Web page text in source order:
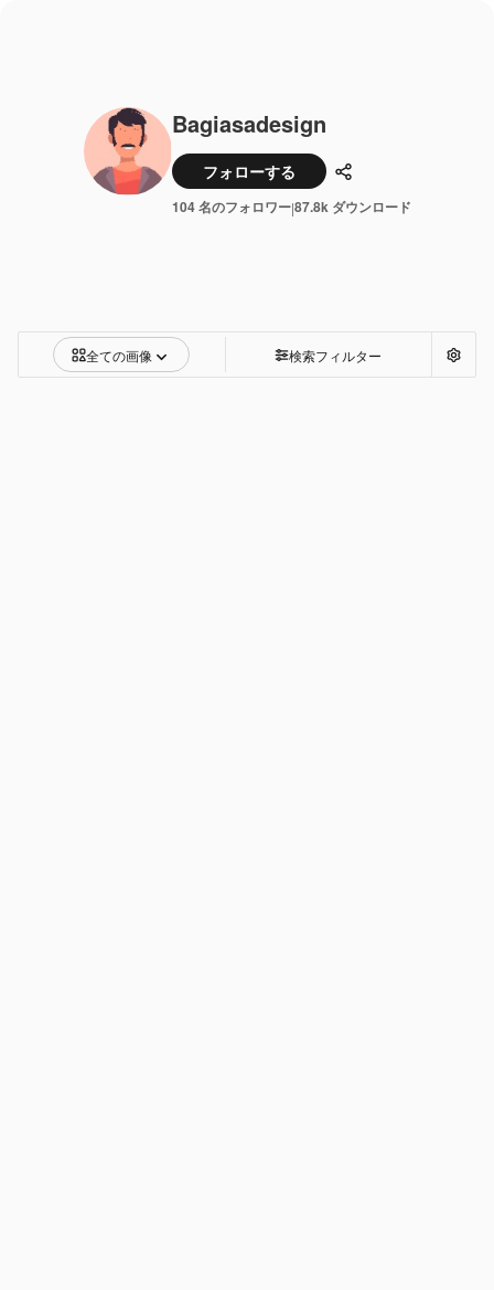
Bagiasadesign
フォローする 共有
104 名のフォロワー|87.8k ダウンロード
全ての画像 検索フィルター